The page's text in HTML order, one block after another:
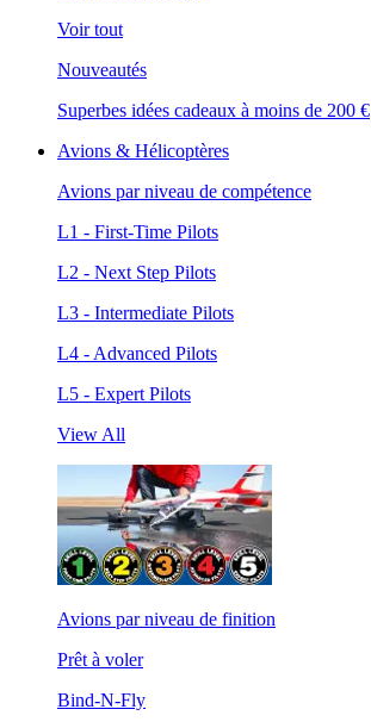
Voir tout
Nouveautés
Superbes idées cadeaux à moins de 200 €
Avions & Hélicoptères
Avions par niveau de compétence
L1 - First-Time Pilots
L2 - Next Step Pilots
L3 - Intermediate Pilots
L4 - Advanced Pilots
L5 - Expert Pilots
View All
Avions par niveau de finition
Prêt à voler
Bind-N-Fly